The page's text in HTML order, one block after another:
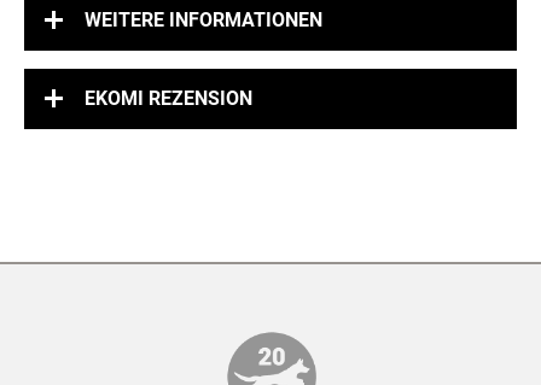
WEITERE INFORMATIONEN
EKOMI REZENSION